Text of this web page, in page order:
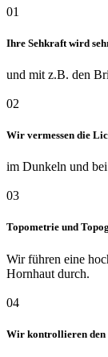
01
Ihre Sehkraft wird
und mit z.B. den
02
Wir vermessen die
im Dunkeln und
03
Topometrie und
Wir führen eine
Hornhaut durch.
04
Wir kontrollieren den